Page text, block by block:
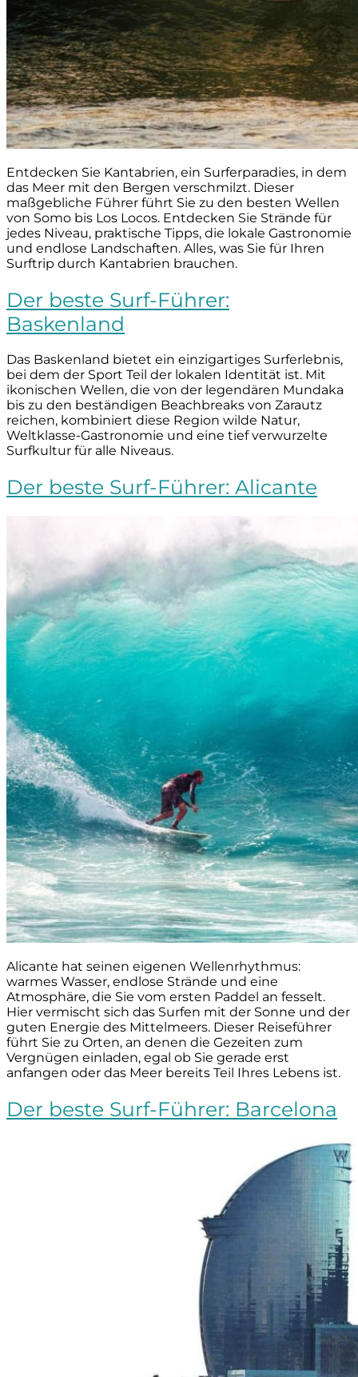
Entdecken Sie Kantabrien, ein Surferparadies, in dem
das Meer mit den Bergen verschmilzt. Dieser
maßgebliche Führer führt Sie zu den besten Wellen
von Somo bis Los Locos. Entdecken Sie Strände für
jedes Niveau, praktische Tipps, die lokale Gastronomie
und endlose Landschaften. Alles, was Sie für Ihren
Surftrip durch Kantabrien brauchen.
Der beste Surf-Führer:
Baskenland
Das Baskenland bietet ein einzigartiges Surferlebnis,
bei dem der Sport Teil der lokalen Identität ist. Mit
ikonischen Wellen, die von der legendären Mundaka
bis zu den beständigen Beachbreaks von Zarautz
reichen, kombiniert diese Region wilde Natur,
Weltklasse-Gastronomie und eine tief verwurzelte
Surfkultur für alle Niveaus.
Der beste Surf-Führer: Alicante
Alicante hat seinen eigenen Wellenrhythmus:
warmes Wasser, endlose Strände und eine
Atmosphäre, die Sie vom ersten Paddel an fesselt.
Hier vermischt sich das Surfen mit der Sonne und der
guten Energie des Mittelmeers. Dieser Reiseführer
führt Sie zu Orten, an denen die Gezeiten zum
Vergnügen einladen, egal ob Sie gerade erst
anfangen oder das Meer bereits Teil Ihres Lebens ist.
Der beste Surf-Führer: Barcelona